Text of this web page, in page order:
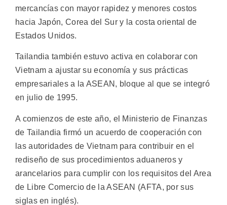
mercancías con mayor rapidez y menores costos
hacia Japón, Corea del Sur y la costa oriental de
Estados Unidos.
Tailandia también estuvo activa en colaborar con
Vietnam a ajustar su economía y sus prácticas
empresariales a la ASEAN, bloque al que se integró
en julio de 1995.
A comienzos de este año, el Ministerio de Finanzas
de Tailandia firmó un acuerdo de cooperación con
las autoridades de Vietnam para contribuir en el
rediseño de sus procedimientos aduaneros y
arancelarios para cumplir con los requisitos del Area
de Libre Comercio de la ASEAN (AFTA, por sus
siglas en inglés).